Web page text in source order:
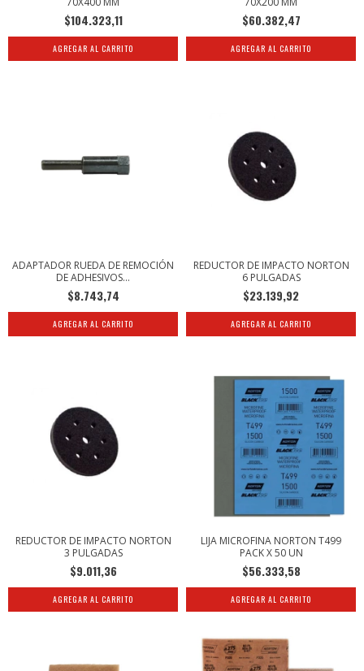
$104.323,11 $60.382,47
ADAPTADOR RUEDA DE REMOCIÓN
DE ADHESIVOS...
$8.743,74
REDUCTOR DE IMPACTO NORTON
6 PULGADAS
$23.139,92
REDUCTOR DE IMPACTO NORTON
3 PULGADAS
$9.011,36
LIJA MICROFINA NORTON T499
PACK X 50 UN
$56.333,58
AGREGAR AL CARRITO